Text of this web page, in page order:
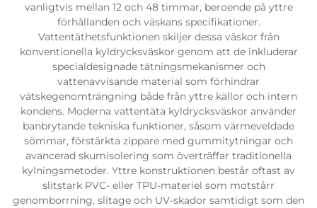
vanligtvis mellan 12 och 48 timmar, beroende på yttre
förhållanden och väskans specifikationer.
Vattentäthetsfunktionen skiljer dessa väskor från
konventionella kyldrycksväskor genom att de inkluderar
specialdesignade tätningsmekanismer och
vattenavvisande material som förhindrar
vätskegenomträngning både från yttre källor och intern
kondens. Moderna vattentäta kyldrycksväskor använder
banbrytande tekniska funktioner, såsom värmeveldade
sömmar, förstärkta zippare med gummitytningar och
avancerad skumisolering som överträffar traditionella
kylningsmetoder. Yttre konstruktionen består oftast av
slitstark PVC- eller TPU-materiel som motstårr
genomborrning, slitage och UV-skador samtidigt som den